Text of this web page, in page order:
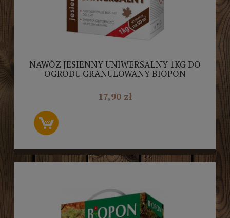
NAWÓZ JESIENNY UNIWERSALNY 1KG DO
OGRODU GRANULOWANY BIOPON
17,90 zł